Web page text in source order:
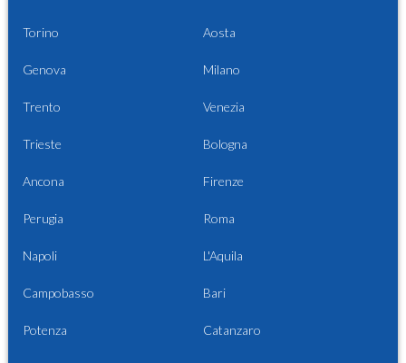
Torino Aosta
Genova Milano
Trento Venezia
Trieste Bologna
Ancona Firenze
Perugia Roma
Napoli L'Aquila
Campobasso Bari
Potenza Catanzaro